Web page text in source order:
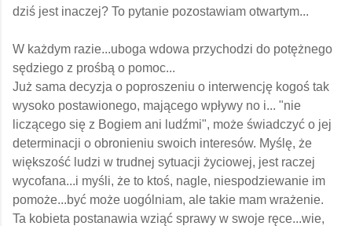
dziś jest inaczej? To pytanie pozostawiam otwartym...
W każdym razie...uboga wdowa przychodzi do potężnego
sędziego z prośbą o pomoc...
Już sama decyzja o poproszeniu o interwencję kogoś tak
wysoko postawionego, mającego wpływy no i... "nie
liczącego się z Bogiem ani ludźmi", może świadczyć o jej
determinacji o obronieniu swoich interesów. Myślę, że
większość ludzi w trudnej sytuacji życiowej, jest raczej
wycofana...i myśli, że to ktoś, nagle, niespodziewanie im
pomoże...być może uogólniam, ale takie mam wrażenie.
Ta kobieta postanawia wziąć sprawy w swoje ręce...wie,